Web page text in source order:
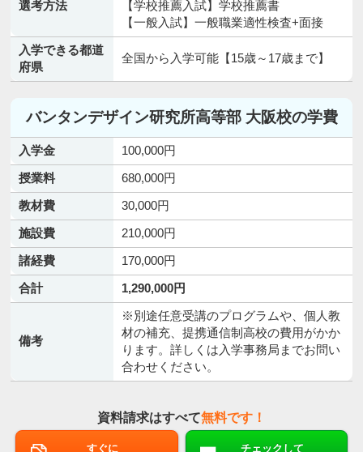
選考方法
【学校推薦入試】学校推薦書
【一般入試】一般職業適性検査+面接
入学できる都道
府県
全国から入学可能【15歳～17歳まで】
バンタンデザイン研究所高等部 大阪校の学費
入学金
100,000円
授業料
680,000円
教材費
30,000円
施設費
210,000円
諸経費
170,000円
合計
1,290,000円
備考
※別途任意受講のプログラムや、個人教
材の補充、提携通信制高校の費用がかか
ります。詳しくは入学事務局までお問い
合わせください。
資料請求はすべて無料です！
すぐに
チェックして